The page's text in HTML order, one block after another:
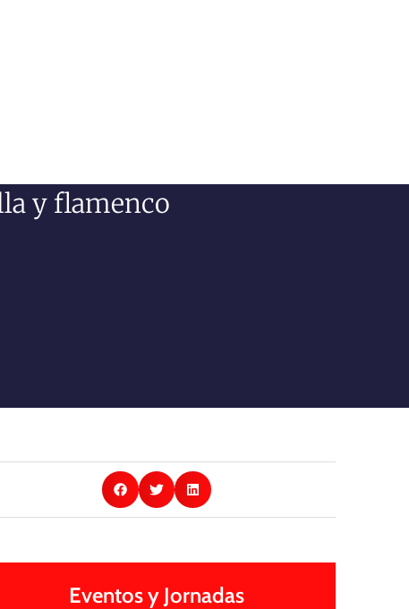
y flamenco
Eventos y Jornadas